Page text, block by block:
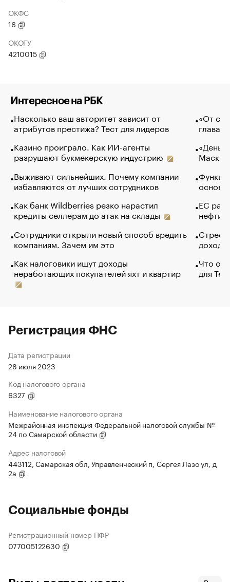
ОКФС
16
ОКОГУ
4210015
Интересное на РБК
Насколько ваш авторитет зависит от
атрибутов престижа? Тест для лидеров
Казино проиграло. Как ИИ-агенты
разрушают букмекерскую индустрию
Выживают сильнейших. Почему компании
избавляются от лучших сотрудников
Как банк Wildberries резко нарастил
кредиты селлерам до атак на склады
Сотрудники открыли новый способ вредить
компаниям. Зачем им это
Как налоговики ищут доходы
неработающих покупателей яхт и квартир
«От
глава
Маск в
основ
ЕС
нефти
Что
для
Регистрация ФНС
Дата регистрации
28 июля 2023
Код налогового органа
6327
Наименование налогового органа
Межрайонная инспекция Федеральной налоговой службы №
24 по Самарской области
Адрес налоговой
443112, Самарская обл, Управленческий п, Сергея Лазо ул, д
2а
Социальные фонды
Регистрационный номер ПФР
077005122630